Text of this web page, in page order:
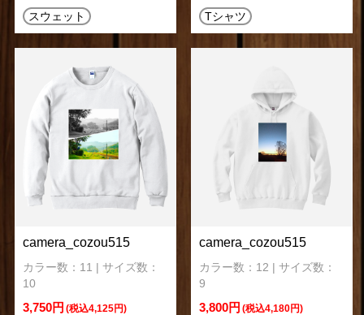
スウェット Tシャツ
camera_cozou515
カラー数：11 | サイズ数：
10
3,750円 (税込4,125円)
camera_cozou515
カラー数：12 | サイズ数：
9
3,800円 (税込4,180円)